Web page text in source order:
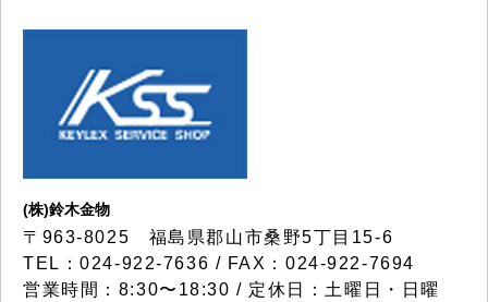
(株)鈴木金物
〒963-8025 福島県郡山市桑野5丁目15-6
TEL：024-922-7636 / FAX：024-922-7694
営業時間：8:30〜18:30 / 定休日：土曜日・日曜